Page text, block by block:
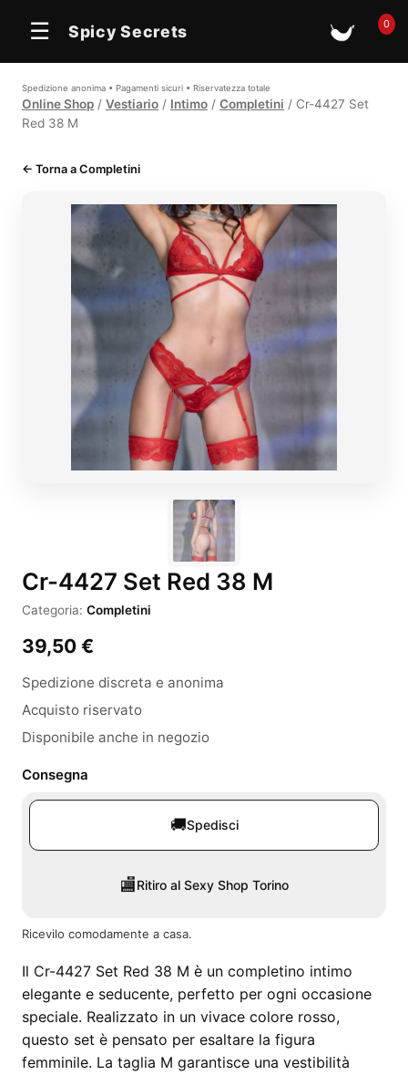
☰ Spicy Secrets 🛒0
Spedizione anonima • Pagamenti sicuri • Riservatezza totale
Online Shop / Vestiario / Intimo / Completini / Cr-4427 Set
Red 38 M
← Torna a Completini
Cr-4427 Set Red 38 M
Categoria: Completini
39,50 €
Spedizione discreta e anonima
Acquisto riservato
Disponibile anche in negozio
Consegna
🚚Spedisci
🏬Ritiro al Sexy Shop Torino
Ricevilo comodamente a casa.
Il Cr-4427 Set Red 38 M è un completino intimo
elegante e seducente, perfetto per ogni occasione
speciale. Realizzato in un vivace colore rosso,
questo set è pensato per esaltare la figura
femminile. La taglia M garantisce una vestibilità
In
In
In